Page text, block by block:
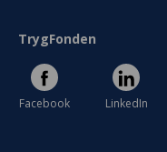
TrygFonden
Facebook LinkedIn